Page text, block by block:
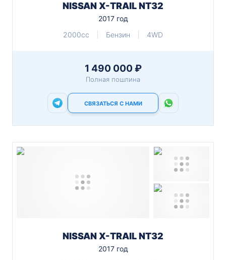
NISSAN X-TRAIL NT32
2017 год
2000cc
Бензин 4WD
1 490 000 ₽
Полная пошлина
СВЯЗАТЬСЯ С НАМИ
NISSAN X-TRAIL NT32
2017 год